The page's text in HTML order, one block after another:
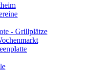
- Grillplätze